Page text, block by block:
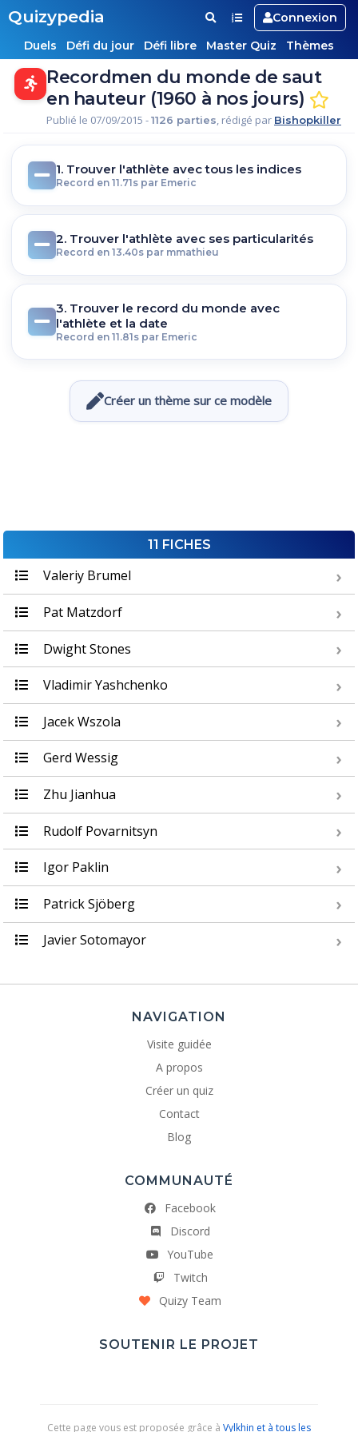
Quizypedia
Connexion
Duels
Défi du jour Défi libre Master Quiz Thèmes
Recordmen du monde de saut
en hauteur (1960 à nos jours)
Publié le 07/09/2015 -1126 parties, rédigé par Bishopkiller
1. Trouver l'athlète avec tous les indices
Record en 11.71s par Emeric
2. Trouver l'athlète avec ses particularités
Record en 13.40s par mmathieu
3. Trouver le record du monde avec
l'athlète et la date
Record en 11.81s par Emeric
Créer un thème sur ce modèle
11 FICHES
Valeriy Brumel
Pat Matzdorf
Dwight Stones
Vladimir Yashchenko
Jacek Wszola
Gerd Wessig
Zhu Jianhua
Rudolf Povarnitsyn
Igor Paklin
Patrick Sjöberg
Javier Sotomayor
NAVIGATION
Visite guidée
A propos
Créer un quiz
Contact
Blog
COMMUNAUTÉ
Facebook
Discord
YouTube
Twitch
Quizy Team
SOUTENIR LE PROJET
Cette page vous est proposée grâce à Vylkhin et à tous les